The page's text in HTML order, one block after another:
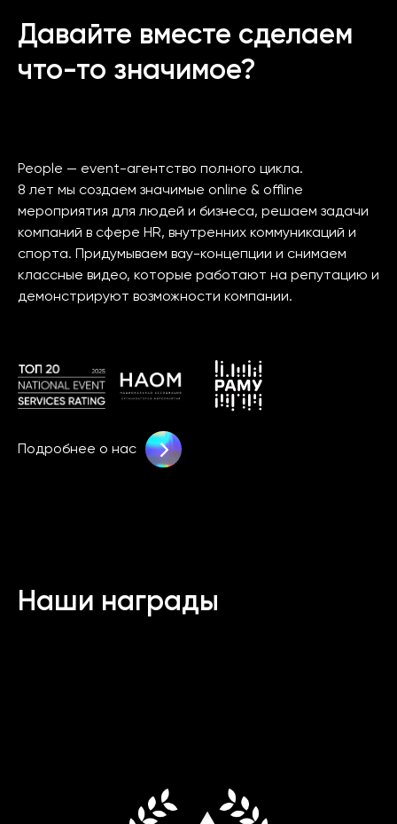
Давайте вместе сделаем
что-то значимое?
People — event-агентство полного цикла.
8 лет мы создаем значимые online & offline
мероприятия для людей и бизнеса, решаем задачи
компаний в сфере HR, внутренних коммуникаций и
спорта. Придумываем вау-концепции и снимаем
классные видео, которые работают на репутацию и
демонстрируют возможности компании.
Подробнее о нас
Наши награды